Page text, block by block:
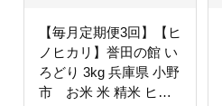
【毎月定期便3回】【ヒ
ノヒカリ】誉田の館 い
ろどり 3kg 兵庫県 小野
市 お米 米 精米 ヒノ